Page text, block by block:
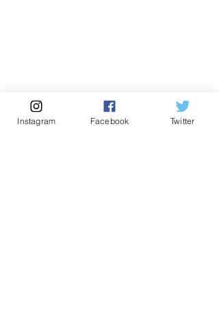
Instagram Facebook Twitter